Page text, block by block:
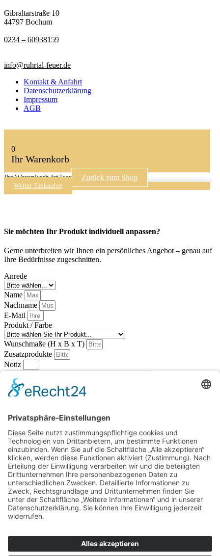
Gibraltarstraße 10
44797 Bochum
0234 – 60938159
info@ruhrtal-feuer.de
Kontakt & Anfahrt
Datenschutzerklärung
Impressum
AGB
0
Ihr Warenkorb
Ihr Warenkorb ist leer Zurück zum Shop
Weiter Einkaufen
Sie möchten Ihr Produkt individuell anpassen?
Gerne unterbreiten wir Ihnen ein persönliches Angebot – genau auf
Ihre Bedürfnisse zugeschnitten.
Anrede
Name
Nachname
E-Mail
Produkt / Farbe
Wunschmaße (H x B x T)
Zusatzprodukte
Notiz
Wir beraten Sie gerne umfassend!
Bitte verfassen Sie Ihr Anliegen möglichst mit allen für uns
relevanten Informationen…
Anrede
Name
Nachname
Notiz